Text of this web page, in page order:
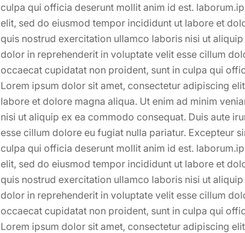
culpa qui officia deserunt mollit anim id est.
elit, sed do eiusmod tempor incididunt ut labore et
quis nostrud exercitation ullamco laboris nisi ut
dolor in reprehenderit in voluptate velit esse cillum
occaecat cupidatat non proident, sunt in culpa qui
Lorem ipsum dolor sit amet, consectetur adipiscing
labore et dolore magna aliqua. Ut enim ad minim
nisi ut aliquip ex ea commodo consequat. Duis aute
esse cillum dolore eu fugiat nulla pariatur. Excepteur
culpa qui officia deserunt mollit anim id est.
elit, sed do eiusmod tempor incididunt ut labore et
quis nostrud exercitation ullamco laboris nisi ut
dolor in reprehenderit in voluptate velit esse cillum
occaecat cupidatat non proident, sunt in culpa qui
Lorem ipsum dolor sit amet, consectetur adipiscing